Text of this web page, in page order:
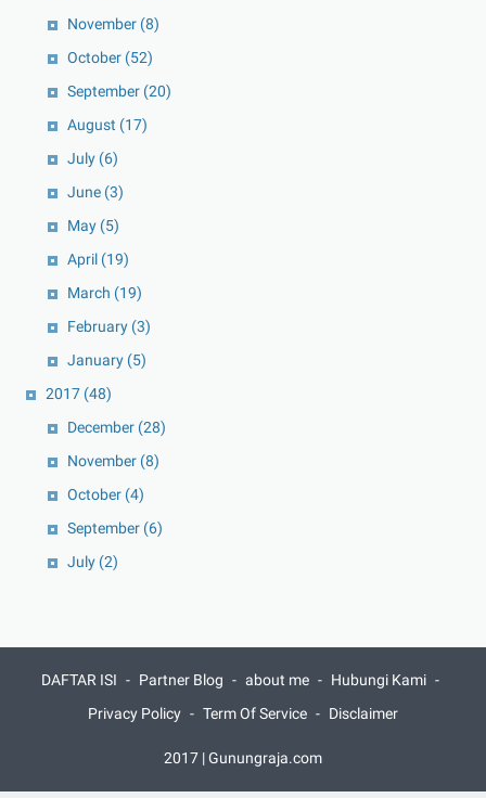
November (8)
October (52)
September (20)
August (17)
July (6)
June (3)
May (5)
April (19)
March (19)
February (3)
January (5)
2017 (48)
December (28)
November (8)
October (4)
September (6)
July (2)
DAFTAR ISI Partner Blog about me
Hubungi Kami
Privacy Policy
Term Of Service Disclaimer
2017 | Gunungraja.com